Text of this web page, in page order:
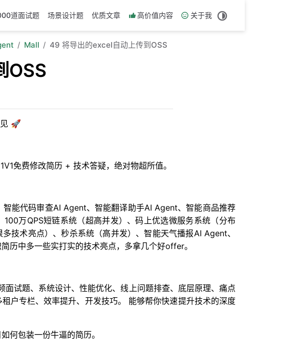
道面试题 场景设计题 优质文章 高价值内容 关于我
Mall 49 将导出的excel自动上传到OSS
OSS
🚀
免费修改简历 + 技术答疑，绝对物超所值。
能代码审查AI Agent、智能翻译助手AI Agent、智能商品推荐
万QPS短链系统（超高并发）、码上优选微服务系统（分布
技术亮点）、秒杀系统（高并发）、智能天气播报AI Agent、
历中多一些实打实的技术亮点，多拿几个好offer。
试题、系统设计、性能优化、线上问题排查、底层原理、痛点
户专栏、效率提升、开发技巧。 能够帮你快速提升技术的深度
何包装一份牛逼的简历。